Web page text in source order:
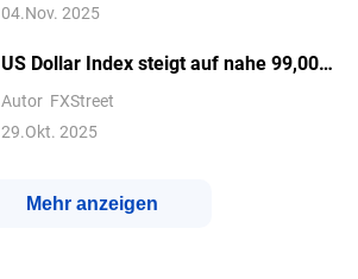
04.Nov. 2025
US Dollar Index steigt auf nahe 99,00
im Vorfeld der Fed-Entscheidung
Autor FXStreet
29.Okt. 2025
Mehr anzeigen